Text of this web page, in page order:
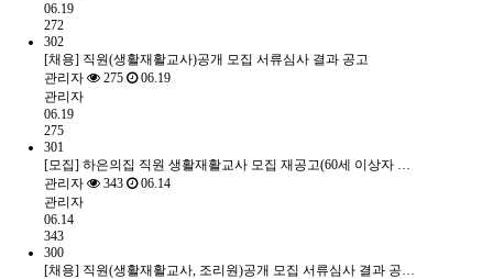
06.19
272
302
[채용] 직원(생활재활교사)공개 모집 서류심사 결과 공고
관리자
275
06.19
관리자
06.19
275
301
[모집] 하은의집 직원 생활재활교사 모집 재공고(60세 이상자 …
관리자
343
06.14
관리자
06.14
343
300
[채용] 직원(생활재활교사, 조리원)공개 모집 서류심사 결과 공…